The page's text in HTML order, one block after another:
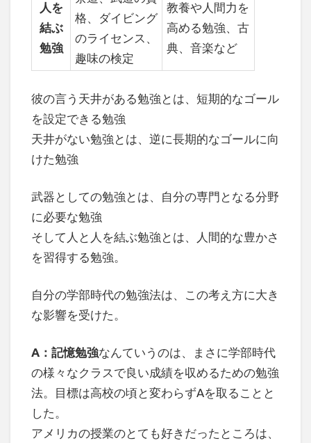
人を
結ぶ
勉強
格、ダイビング
のライセンス、
趣味の検定
教養や人間力を
高める勉強、古
典、音楽など
彼の言う天井がある勉強とは、短期的なゴール
を設定できる勉強
天井がない勉強とは、逆に長期的なゴールに向
けた勉強
武器としての勉強とは、自分の専門となる分野
に必要な勉強
そして人と人を結ぶ勉強とは、人間的な豊かさ
を習得する勉強。
自分の学部時代の勉強法は、この考え方に大き
な影響を受けた。
A：記憶勉強なんていうのは、まさに学部時代
の様々なクラスで良い成績を収めるための勉強
法。目標は高校の頃と変わらずAを取ることと
した。
アメリカの授業のとても好きだったところは、